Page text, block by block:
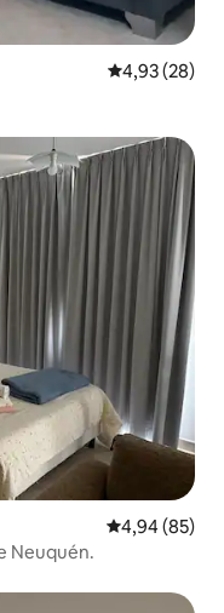
4,93 de
4,93 (28)
4,94 de
4,94 (85)
Neuquén.